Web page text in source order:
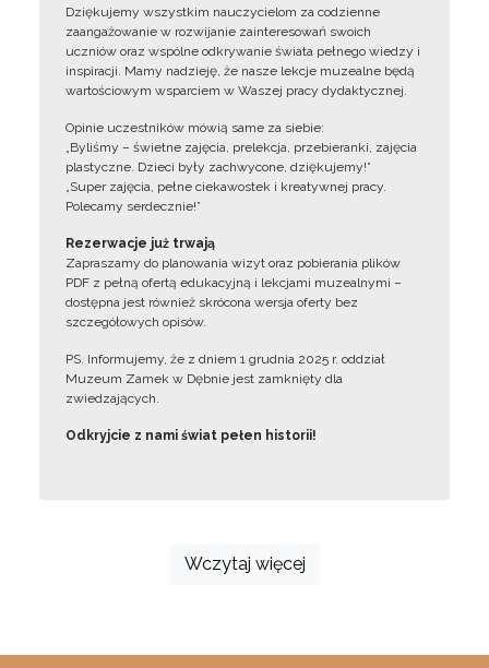
Dziękujemy wszystkim nauczycielom za codzienne
zaangażowanie w rozwijanie zainteresowań swoich
uczniów oraz wspólne odkrywanie świata pełnego wiedzy i
inspiracji. Mamy nadzieję, że nasze lekcje muzealne będą
wartościowym wsparciem w Waszej pracy dydaktycznej.
Opinie uczestników mówią same za siebie:
„Byliśmy – świetne zajęcia, prelekcja, przebieranki, zajęcia
plastyczne. Dzieci były zachwycone, dziękujemy!”
„Super zajęcia, pełne ciekawostek i kreatywnej pracy.
Polecamy serdecznie!”
Rezerwacje już trwają
Zapraszamy do planowania wizyt oraz pobierania plików
PDF z pełną ofertą edukacyjną i lekcjami muzealnymi –
dostępna jest również skrócona wersja oferty bez
szczegółowych opisów.
PS. Informujemy, że z dniem 1 grudnia 2025 r. oddział
Muzeum Zamek w Dębnie jest zamknięty dla
zwiedzających.
Odkryjcie z nami świat pełen historii!
Wczytaj więcej